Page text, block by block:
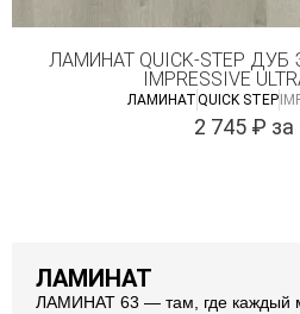
ЛАМИНАТ QUICK-STEP
IMPRESSIVE
ЛАМИНАТQUICK STEP
2 745 ₽ за
ЛАМИНАТ
ЛАМИНАТ 63 — там, где каждый